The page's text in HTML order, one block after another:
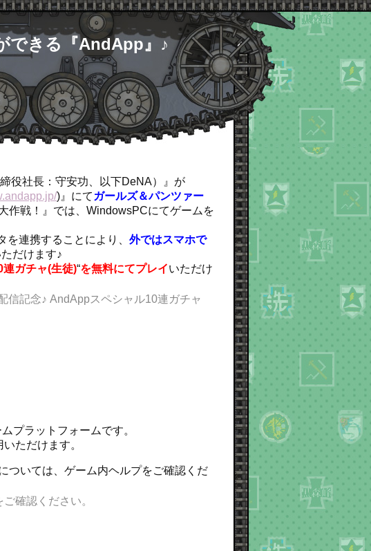
できる『AndApp』♪
役社長：守安功、以下DeNA）』が
)』にて ガールズ＆パンツァー
作戦！』では、WindowsPCにてゲームを
連携することにより、 外ではスマホで
だけます♪
ガチャ(生徒)“を無料にてプレイいただけ
記念♪ AndAppスペシャル10連ガチャ
プラットフォームです。
ただけます。
ついては、ゲーム内ヘルプをご確認くだ
ご確認ください。